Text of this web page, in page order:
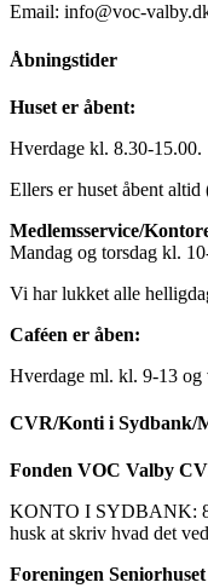
Email: info@voc-
Åbningstider
Huset er åbent:
Hverdage kl. 8.30-15.00.
Ellers er huset åbent
Medlemsservice/
Mandag og torsdag kl.
Vi har lukket alle
Caféen er åben:
Hverdage ml. kl. 9-13
CVR/Konti i Sydbank/
Fonden VOC Valby
KONTO I SYDBANK:
husk at skriv hvad det
Foreningen